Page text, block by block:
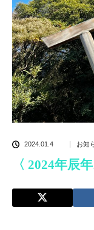
2024.01.4 お知
〈 2024年辰